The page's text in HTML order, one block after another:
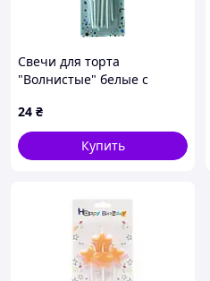
Свечи для торта
"Волнистые" белые с
брызгами 6 шт
24 ₴
Купить